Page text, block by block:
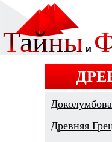
Древняя